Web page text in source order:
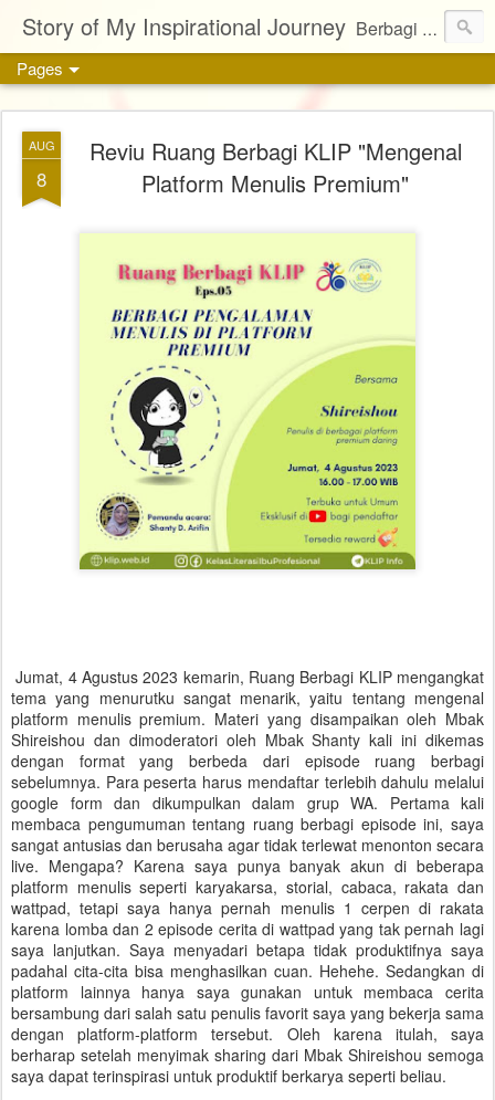
Story of My Inspirational Journey Berbagi kisah, karya, dan inspirasi tentang kehidupan
Pages
AUG
8
Reviu Ruang Berbagi KLIP "Mengenal
Platform Menulis Premium"
Jumat, 4 Agustus 2023 kemarin, Ruang Berbagi KLIP mengangkat
tema yang menurutku sangat menarik, yaitu tentang mengenal
platform menulis premium. Materi yang disampaikan oleh Mbak
Shireishou dan dimoderatori oleh Mbak Shanty kali ini dikemas
dengan format yang berbeda dari episode ruang berbagi
sebelumnya. Para peserta harus mendaftar terlebih dahulu melalui
google form dan dikumpulkan dalam grup WA. Pertama kali
membaca pengumuman tentang ruang berbagi episode ini, saya
sangat antusias dan berusaha agar tidak terlewat menonton secara
live. Mengapa? Karena saya punya banyak akun di beberapa
platform menulis seperti karyakarsa, storial, cabaca, rakata dan
wattpad, tetapi saya hanya pernah menulis 1 cerpen di rakata
karena lomba dan 2 episode cerita di wattpad yang tak pernah lagi
saya lanjutkan. Saya menyadari betapa tidak produktifnya saya
padahal cita-cita bisa menghasilkan cuan. Hehehe. Sedangkan di
platform lainnya hanya saya gunakan untuk membaca cerita
bersambung dari salah satu penulis favorit saya yang bekerja sama
dengan platform-platform tersebut. Oleh karena itulah, saya
berharap setelah menyimak sharing dari Mbak Shireishou semoga
saya dapat terinspirasi untuk produktif berkarya seperti beliau.